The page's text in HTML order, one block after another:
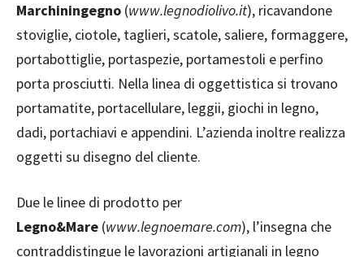
Marchiningegno (www.legnodiolivo.it), ricavandone
stoviglie, ciotole, taglieri, scatole, saliere, formaggere,
portabottiglie, portaspezie, portamestoli e perfino
porta prosciutti. Nella linea di oggettistica si trovano
portamatite, portacellulare, leggii, giochi in legno,
dadi, portachiavi e appendini. L’azienda inoltre realizza
oggetti su disegno del cliente.
Due le linee di prodotto per
Legno&Mare (www.legnoemare.com), l’insegna che
contraddistingue le lavorazioni artigianali in legno